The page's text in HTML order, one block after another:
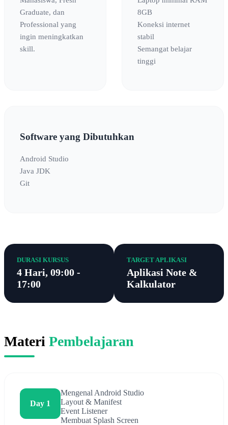
Graduate, dan
Professional yang
ingin meningkatkan
skill.
8GB
Koneksi internet
stabil
Semangat belajar
tinggi
Software yang Dibutuhkan
Android Studio
Java JDK
Git
DURASI KURSUS
4 Hari, 09:00 -
17:00
TARGET APLIKASI
Aplikasi Note &
Kalkulator
Materi Pembelajaran
Day 1
Mengenal Android Studio
Layout & Manifest
Event Listener
Membuat Splash Screen